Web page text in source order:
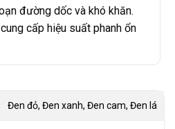
đường dốc và khó khăn.
cấp hiệu suất phanh ổn
Đen đỏ, Đen xanh, Đen cam, Đen lá